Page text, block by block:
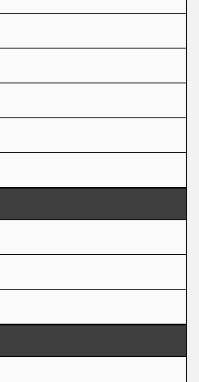
は、「非常にコスパがい
う。 今からその理由を解
「買わないほうがいい」
したことがある。 当 ...